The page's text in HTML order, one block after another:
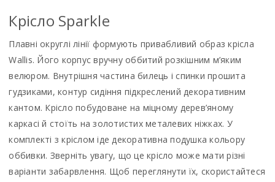
Крiсло Sparkle
Плавні округлі лінії формують привабливий образ крісла
Wallis. Його корпус вручну оббитий розкішним м’яким
велюром. Внутрішня частина билець і спинки прошита
гудзиками, контур сидіння підкреслений декоративним
кантом. Крісло побудоване на міцному дерев’яному
каркасі й стоїть на золотистих металевих ніжках. У
комплекті з кріслом іде декоративна подушка кольору
оббивки. Зверніть увагу, що це крісло може мати різні
варіанти забарвлення. Щоб переглянути їх, скористайтеся